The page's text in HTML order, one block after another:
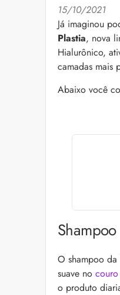
15/10/2021
Já imaginou
Plastia, nova
Hialurônico,
camadas mais
Abaixo você
Shampoo
O shampoo da
suave no
o produto